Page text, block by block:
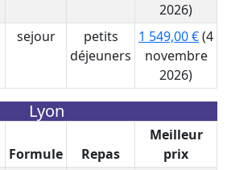
2026)
sejour
petits
déjeuners
1 549,00 €(4
novembre
2026)
Lyon
Formule Repas
Meilleur
prix